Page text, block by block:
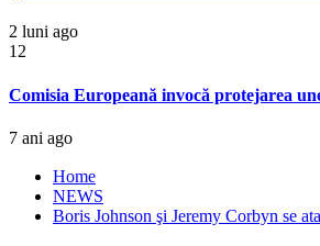
2 luni ago
12
Comisia Europeană invocă protejarea
7 ani ago
Home
NEWS
Boris Johnson şi Jeremy Corbyn se